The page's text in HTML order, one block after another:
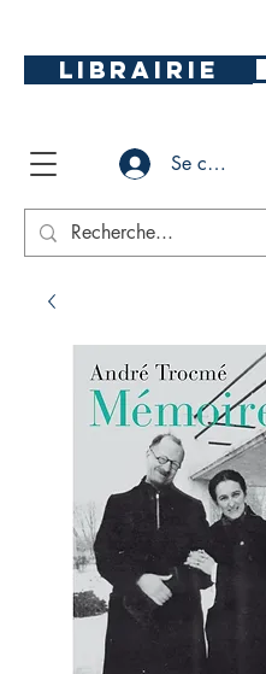
LIBRAIRIE
Se connecter